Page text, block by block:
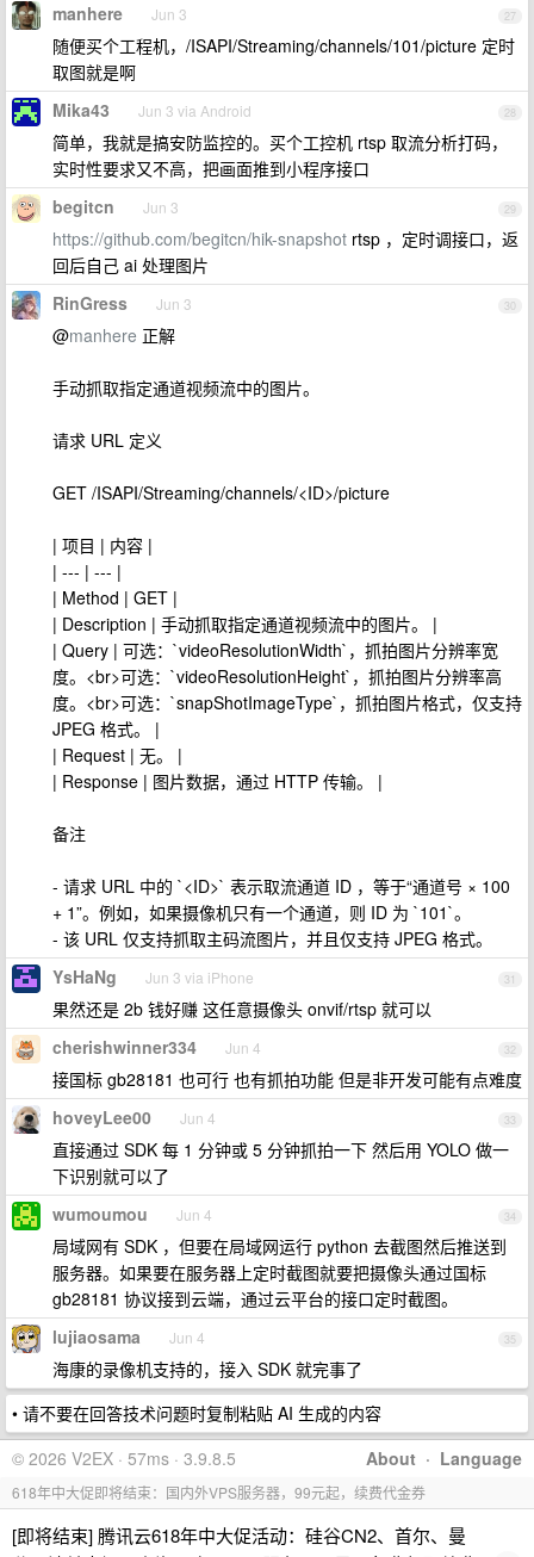
27
manhere Jun 3
随便买个工程机，/ISAPI/Streaming/channels/101/picture 定时
取图就是啊
28
Mika43 Jun 3 via Android
简单，我就是搞安防监控的。买个工控机 rtsp 取流分析打码，
实时性要求又不高，把画面推到小程序接口
29
begitcn Jun 3
https://github.com/begitcn/hik-snapshot rtsp ，定时调接口，返
回后自己 ai 处理图片
30
RinGress Jun 3
@manhere 正解
手动抓取指定通道视频流中的图片。
请求 URL 定义
GET /ISAPI/Streaming/channels/<ID>/picture
| 项目 | 内容 |
| --- | --- |
| Method | GET |
| Description | 手动抓取指定通道视频流中的图片。 |
| Query | 可选：`videoResolutionWidth`，抓拍图片分辨率宽
度。<br>可选：`videoResolutionHeight`，抓拍图片分辨率高
度。<br>可选：`snapShotImageType`，抓拍图片格式，仅支持
JPEG 格式。 |
| Request | 无。 |
| Response | 图片数据，通过 HTTP 传输。 |
备注
- 请求 URL 中的 `<ID>` 表示取流通道 ID ，等于“通道号 × 100
+ 1”。例如，如果摄像机只有一个通道，则 ID 为 `101`。
- 该 URL 仅支持抓取主码流图片，并且仅支持 JPEG 格式。
31
YsHaNg Jun 3 via iPhone
果然还是 2b 钱好赚 这任意摄像头 onvif/rtsp 就可以
32
cherishwinner334 Jun 4
接国标 gb28181 也可行 也有抓拍功能 但是非开发可能有点难度
33
hoveyLee00 Jun 4
直接通过 SDK 每 1 分钟或 5 分钟抓拍一下 然后用 YOLO 做一
下识别就可以了
34
wumoumou Jun 4
局域网有 SDK ，但要在局域网运行 python 去截图然后推送到
服务器。如果要在服务器上定时截图就要把摄像头通过国标
gb28181 协议接到云端，通过云平台的接口定时截图。
35
lujiaosama Jun 4
海康的录像机支持的，接入 SDK 就完事了
• 请不要在回答技术问题时复制粘贴 AI 生成的内容
About · Language
© 2026 V2EX · 57ms · 3.9.8.5
618年中大促即将结束：国内外VPS服务器，99元起，续费代金券
[即将结束] 腾讯云618年中大促活动：硅谷CN2、首尔、曼